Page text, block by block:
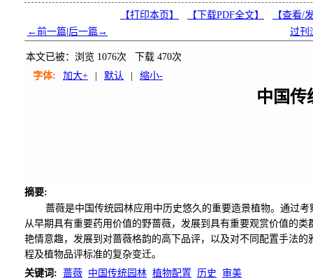
【打印本页】 【下载PDF全文】 【查看/
←前一篇 后一篇→ 过刊
本文已被：浏览 1076次 下载 470次
字体:
加大+ 默认 缩小-
中国传
摘要:
蔷薇是中国传统园林应用中历史悠久的重要造景植物。通过
从早期具有重要药用价值的野蔷薇，发展到具有重要观赏价值的
艳情意趣，发展到对蔷薇格韵的高下品评，以及对不同配置手法
程及植物品评标准的复杂变迁。
关键词 : 蔷薇 中国传统园林 植物配置 历史
审美